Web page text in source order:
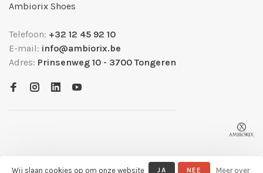
Ambiorix Shoes
Telefoon: +32 12 45 92 10
E-mail: info@ambiorix.be
Adres: Prinsenweg 10 - 3700 Tongeren
Wij slaan cookies op om onze website JA NEE Meer over